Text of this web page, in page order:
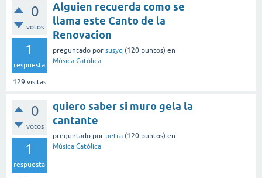
0
votos
1
respuesta
129 visitas
Alguien recuerda como se
llama este Canto de la
Renovacion
preguntado por susyq (120 puntos) en
Música Católica
0
votos
1
respuesta
quiero saber si muro gela la
cantante
preguntado por petra (120 puntos) en
Música Católica